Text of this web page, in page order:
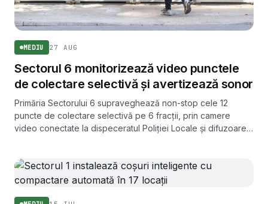
MEDIU 27 AUG
Sectorul 6 monitorizează video punctele
de colectare selectivă și avertizează sonor
Primăria Sectorului 6 supraveghează non-stop cele 12
puncte de colectare selectivă pe 6 fracții, prin camere
video conectate la dispeceratul Poliției Locale și difuzoare